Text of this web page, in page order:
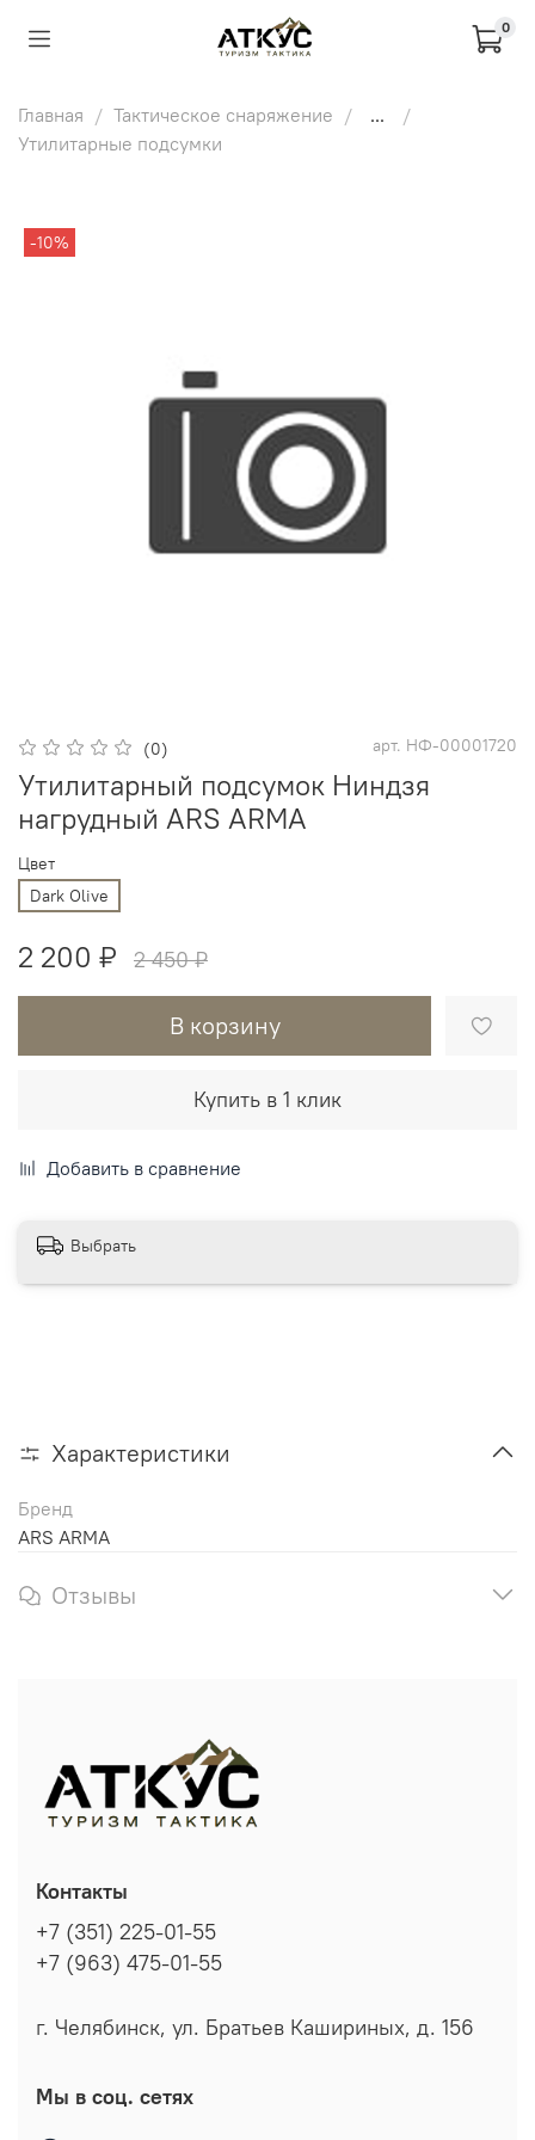
0
Главная Тактическое снаряжение
...
Утилитарные подсумки
-10%
(0) арт. НФ-00001720
Утилитарный подсумок Ниндзя
нагрудный ARS ARMA
Цвет
Dark Olive
2 200 ₽ 2 450 ₽
В корзину
Купить в 1 клик
Добавить в сравнение
Выбрать
Характеристики
Бренд
ARS ARMA
Отзывы
Контакты
+7 (351) 225-01-55
+7 (963) 475-01-55
г. Челябинск, ул. Братьев Кашириных, д. 156
Мы в соц. сетях